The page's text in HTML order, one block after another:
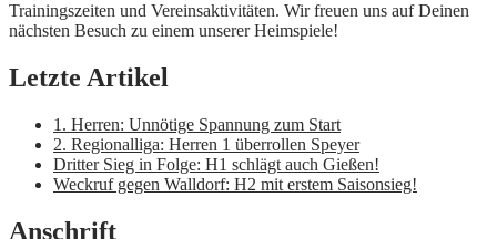
Trainingszeiten und Vereinsaktivitäten. Wir freuen uns auf Deinen
nächsten Besuch zu einem unserer Heimspiele!
Letzte Artikel
1. Herren: Unnötige Spannung zum Start
2. Regionalliga: Herren 1 überrollen Speyer
Dritter Sieg in Folge: H1 schlägt auch Gießen!
Weckruf gegen Walldorf: H2 mit erstem Saisonsieg!
Anschrift